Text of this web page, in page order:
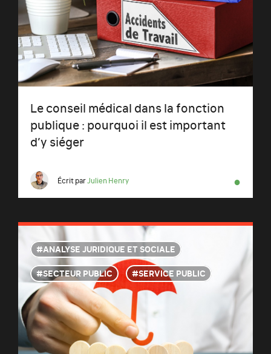
Le conseil médical dans la fonction
publique : pourquoi il est important
d’y siéger
Écrit parJulien Henry ●
ANALYSE JURIDIQUE ET SOCIALE
SECTEUR PUBLIC
SERVICE PUBLIC